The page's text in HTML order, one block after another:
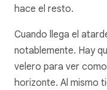
hace el resto.
Cuando llega el
notablemente. Hay
velero para ver
horizonte. Al mismo